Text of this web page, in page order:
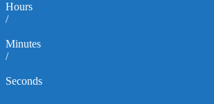
Hours
/
Minutes
/
Seconds